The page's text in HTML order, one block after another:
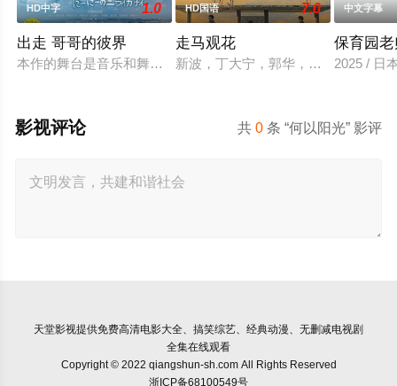
HD中字 1.0
出走 哥哥的彼界
本作的舞台是音乐和舞蹈融入生活的冲绳。与母亲朱音、妹妹
HD国语 7.0
走马观花
新波，丁大宁，郭华，程一木他们毕
中文字幕
保育园
2025 / 日
共0 条 “何以阳光” 影评
影视评论
天堂影视提供免费高清电影大全、搞笑综艺、经典动漫、无删减电视剧
全集在线观看
Copyright © 2022 qiangshun-sh.com All Rights Reserved
浙ICP备68100549号